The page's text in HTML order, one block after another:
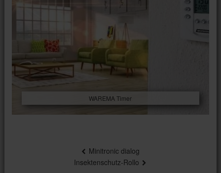
WAREMA Timer
Minitronic dialog
Insektenschutz-Rollo